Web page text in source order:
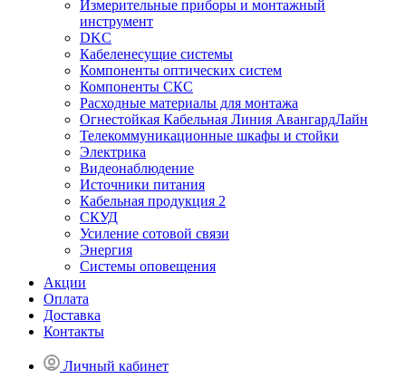
Измерительные приборы и монтажный
инструмент
DKC
Кабеленесущие системы
Компоненты оптических систем
Компоненты СКС
Расходные материалы для монтажа
Огнестойкая Кабельная Линия АвангардЛайн
Телекоммуникационные шкафы и стойки
Электрика
Видеонаблюдение
Источники питания
Кабельная продукция 2
СКУД
Усиление сотовой связи
Энергия
Системы оповещения
Акции
Оплата
Доставка
Контакты
Личный кабинет